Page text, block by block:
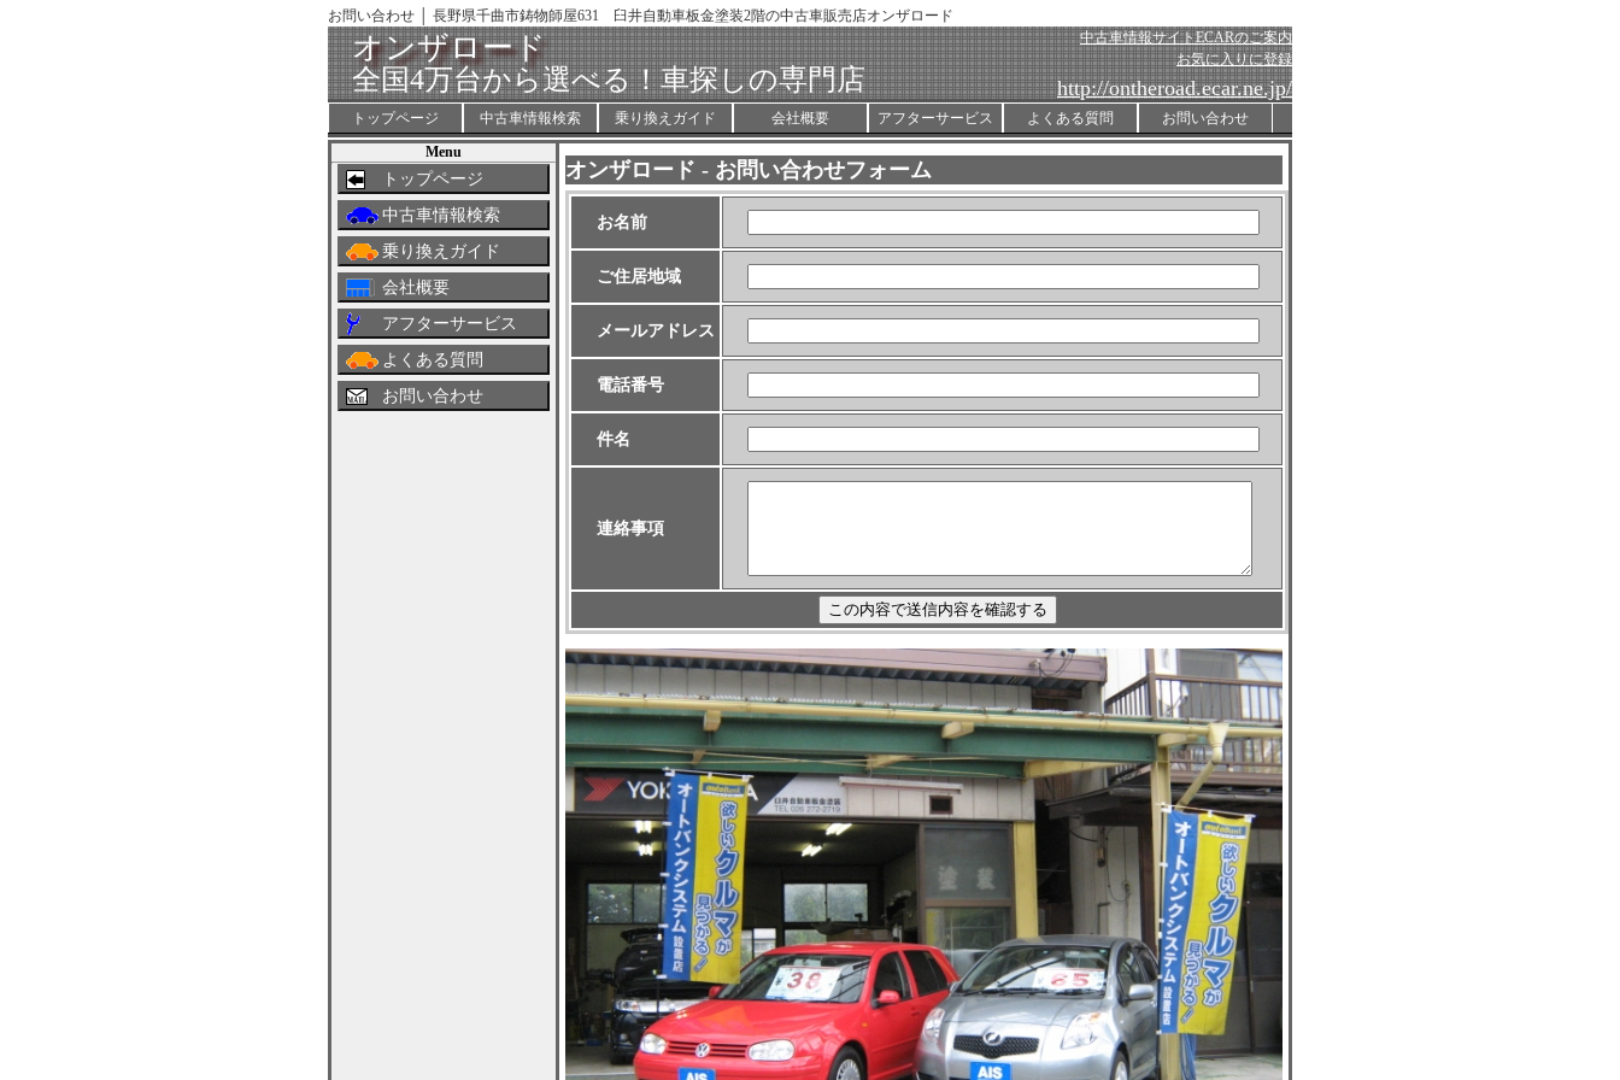
お問い合わせ │ 長野県千曲市鋳物師屋631 臼井自動車板金塗装2階の中古車販売店オンザロード
オンザロード
全国4万台から選べる！車探しの専門店
中古車情報サイトECARのご案内
お気に入りに登録
http://ontheroad.ecar.ne.jp/
トップページ 中古車情報検索 乗り換えガイド 会社概要 アフターサービス よくある質問
お問い合わせ
Menu
トップページ
中古車情報検索
乗り換えガイド
会社概要
アフターサービス
よくある質問
お問い合わせ
オンザロード - お問い合わせフォーム
お名前
ご住居地域
メールアドレス
電話番号
件名
連絡事項